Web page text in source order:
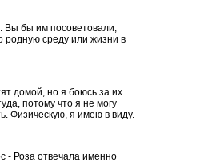
Вы бы им посоветовали,
родную среду или жизни в
домой, но я боюсь за их
потому что я не могу
Физическую, я имею в виду.
- Роза отвечала именно